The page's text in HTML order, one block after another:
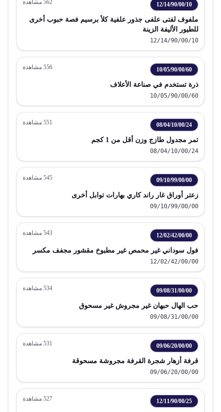
12/14/90/00/10
562 مشاهدة
ملفوف لفتى علفى جذور علفية كلأ برسيم فصة حبوب أخرى
للطيور الأليفة الزينة
12/14/90/00/10
10/05/90/00/60
556 مشاهدة
ذرة تستخدم في صناعة الأعلاف
10/05/90/00/60
08/04/10/00/24
551 مشاهدة
تمر مجدول طازج وزن أقل من 1 كجم
08/04/10/00/24
09/10/99/00/00
545 مشاهدة
زعتر أوراق غار راند كاري بهارات توابل أخرى
09/10/99/00/00
12/02/42/00/00
543 مشاهدة
فول سوداني غير محمص غير مطبوخ مقشور مجفف مكسر
12/02/42/00/00
09/08/31/00/00
534 مشاهدة
حب الهال حبهان غير مجروش غير مسحوق
09/08/31/00/00
09/06/20/00/00
531 مشاهدة
قرفة أزهار شجرة القرفة مجروشة مسحوقة
09/06/20/00/00
12/11/90/00/25
527 مشاهدة